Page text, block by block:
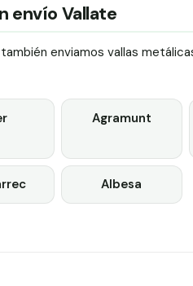
envío Vallate
enviamos vallas
Agramunt
Albesa